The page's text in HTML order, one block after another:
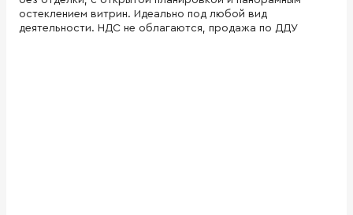
остеклением витрин. Идеально под любой вид
деятельности. НДС не облагаются, продажа по ДДУ